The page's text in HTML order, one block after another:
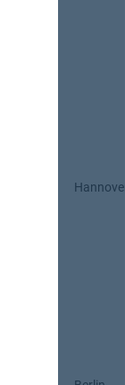
Hannover